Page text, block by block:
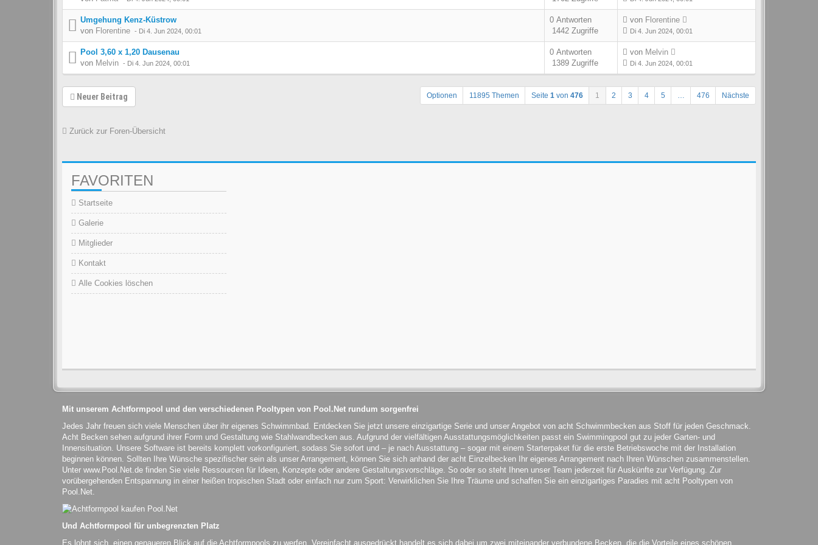
Umgehung Kenz-Küstrow
von Florentine - Di 4. Jun 2024, 00:01
0 Antworten
1442 Zugriffe
von Florentine
Di 4. Jun 2024, 00:01
Pool 3,60 x 1,20 Dausenau
von Melvin - Di 4. Jun 2024, 00:01
0 Antworten
1389 Zugriffe
von Melvin
Di 4. Jun 2024, 00:01
Neuer Beitrag Optionen 11895 Themen Seite 1 von 476 1 2 3 4 5 … 476 Nächste
Zurück zur Foren-Übersicht
FAVORITEN
Startseite
Galerie
Mitglieder
Kontakt
Alle Cookies löschen
Mit unserem Achtformpool und den verschiedenen Pooltypen von Pool.Net rundum sorgenfrei
Jedes Jahr freuen sich viele Menschen über ihr eigenes Schwimmbad. Entdecken Sie jetzt unsere einzigartige Serie und unser Angebot von acht Schwimmbecken aus Stoff für jeden Geschmack.
Acht Becken sehen aufgrund ihrer Form und Gestaltung wie Stahlwandbecken aus. Aufgrund der vielfältigen Ausstattungsmöglichkeiten passt ein Swimmingpool gut zu jeder Garten- und
Innensituation. Unsere Software ist bereits komplett vorkonfiguriert, sodass Sie sofort und – je nach Ausstattung – sogar mit einem Starterpaket für die erste Betriebswoche mit der Installation
beginnen können. Sollten Ihre Wünsche spezifischer sein als unser Arrangement, können Sie sich anhand der acht Einzelbecken Ihr eigenes Arrangement nach Ihren Wünschen zusammenstellen.
Unter www.Pool.Net.de finden Sie viele Ressourcen für Ideen, Konzepte oder andere Gestaltungsvorschläge. So oder so steht Ihnen unser Team jederzeit für Auskünfte zur Verfügung. Zur
vorübergehenden Entspannung in einer heißen tropischen Stadt oder einfach nur zum Sport: Verwirklichen Sie Ihre Träume und schaffen Sie ein einzigartiges Paradies mit acht Pooltypen von
Pool.Net.
Und Achtformpool für unbegrenzten Platz
Es lohnt sich, einen genaueren Blick auf die Achtformpools zu werfen. Vereinfacht ausgedrückt handelt es sich dabei um zwei miteinander verbundene Becken, die die Vorteile eines schönen